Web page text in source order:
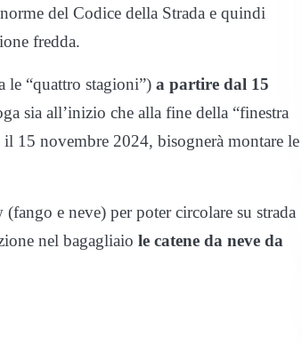
del Codice della Strada e quindi
fredda.
le “quattro stagioni”) a partire dal 15
sia all’inizio che alla fine della “finestra
15 novembre 2024, bisognerà montare le
e neve) per poter circolare su strada
nel bagagliaio le catene da neve da